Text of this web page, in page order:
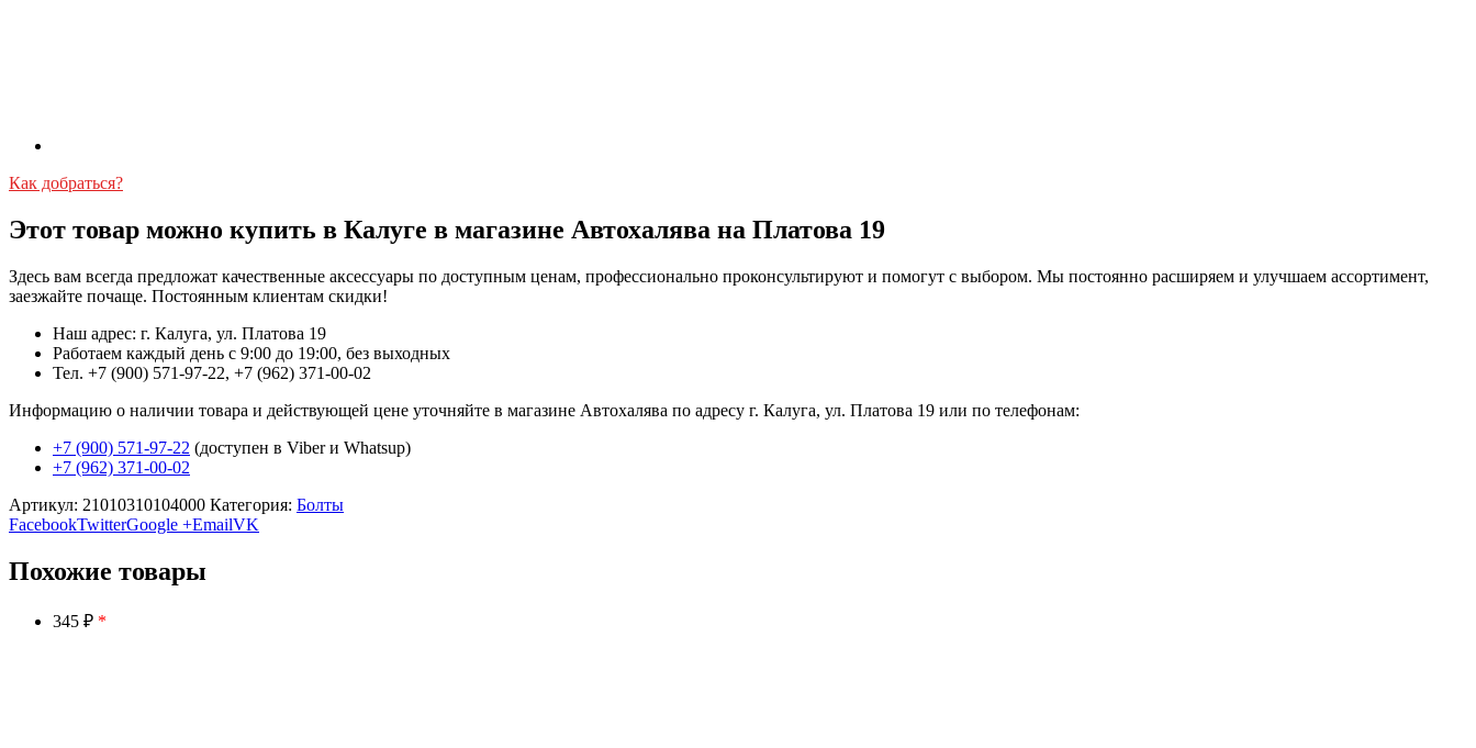
Как добраться?
Этот товар можно купить в Калуге в магазине Автохалява на Платова 19
Здесь вам всегда предложат качественные аксессуары по доступным ценам, профессионально проконсультируют и помогут с выбором. Мы постоянно расширяем и улучшаем ассортимент,
заезжайте почаще. Постоянным клиентам скидки!
Наш адрес: г. Калуга, ул. Платова 19
Работаем каждый день с 9:00 до 19:00, без выходных
Тел. +7 (900) 571-97-22, +7 (962) 371-00-02
Информацию о наличии товара и действующей цене уточняйте в магазине Автохалява по адресу г. Калуга, ул. Платова 19 или по телефонам:
+7 (900) 571-97-22 (доступен в Viber и Whatsup)
+7 (962) 371-00-02
Артикул: 21010310104000 Категория: Болты
FacebookTwitterGoogle +EmailVK
Похожие товары
345 ₽ *